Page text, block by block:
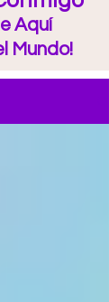
Aquí
Mundo!